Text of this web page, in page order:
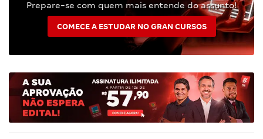
Prepare-se com quem mais entende do assunto!
COMECE A ESTUDAR NO GRAN CURSOS